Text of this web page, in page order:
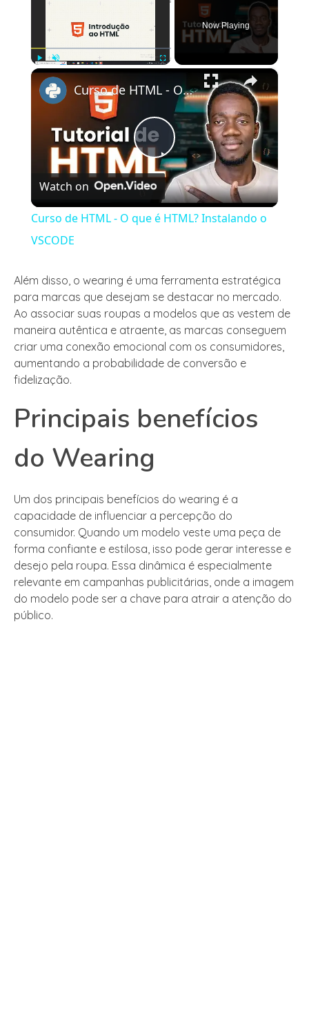
Now Playing
×
Play
Video
Curso de HTML - O que é HTML? Instalando o VSCODE
Watch on
Curso de HTML - O que é HTML? Instalando o
VSCODE
Além disso, o wearing é uma ferramenta estratégica
para marcas que desejam se destacar no mercado.
Ao associar suas roupas a modelos que as vestem de
maneira autêntica e atraente, as marcas conseguem
criar uma conexão emocional com os consumidores,
aumentando a probabilidade de conversão e
fidelização.
Principais benefícios
do Wearing
Um dos principais benefícios do wearing é a
capacidade de influenciar a percepção do
consumidor. Quando um modelo veste uma peça de
forma confiante e estilosa, isso pode gerar interesse e
desejo pela roupa. Essa dinâmica é especialmente
relevante em campanhas publicitárias, onde a imagem
do modelo pode ser a chave para atrair a atenção do
público.